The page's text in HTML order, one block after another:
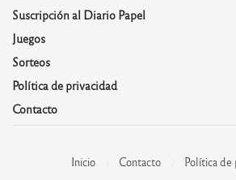
Suscripción al Diario Papel
Juegos
Sorteos
Política de privacidad
Contacto
Inicio Contacto Política de